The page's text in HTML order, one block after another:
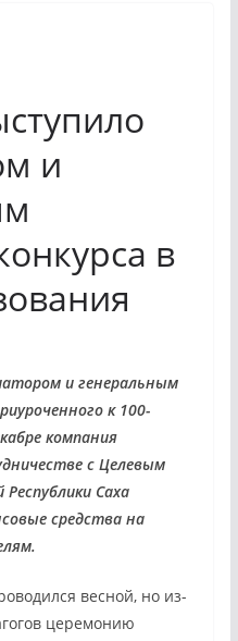
и
в
и генеральным
к 100-
компания
с Целевым
Саха
средства на
весной, но из-
церемонию